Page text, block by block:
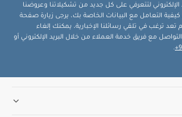
الإلكتروني لتتعرفي على كل جديد من تشكيلاتنا وعروضنا
كيفية التعامل مع البيانات الخاصة بك، يرجى زيارة صفحة
تعد ترغب في تلقي رسائلنا الإخبارية، يمكنك إلغاء
مع فريق خدمة العملاء من خلال البريد الإلكتروني أو
.